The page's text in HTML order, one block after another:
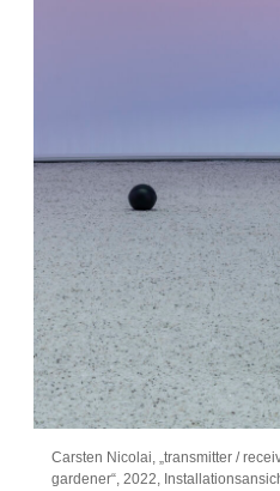
Carsten Nicolai, „transmitter /
gardener“, 2022,